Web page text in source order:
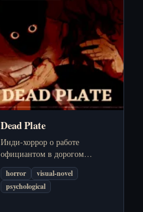
Dead Plate
Инди-хоррор о работе
официантом в дорогом
ресторане 1950-х, где рутина
быстро уступает место
психологическому давлению.
horror
visual-novel
psychological